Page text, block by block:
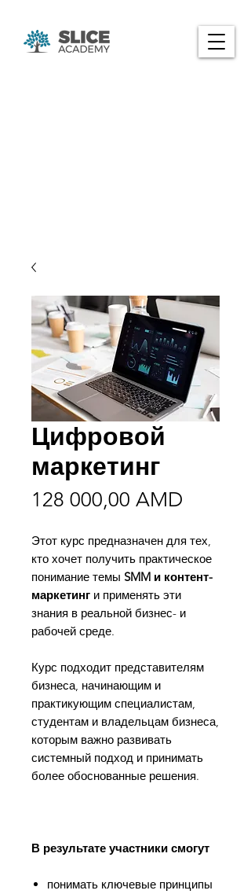
Цифровой
маркетинг
128 000,00 AMD
Этот курс предназначен для тех,
кто хочет получить практическое
понимание темы SMM и контент-
маркетинг и применять эти
знания в реальной бизнес- и
рабочей среде.
Курс подходит представителям
бизнеса, начинающим и
практикующим специалистам,
студентам и владельцам бизнеса,
которым важно развивать
системный подход и принимать
более обоснованные решения.
В результате участники смогут
понимать ключевые принципы